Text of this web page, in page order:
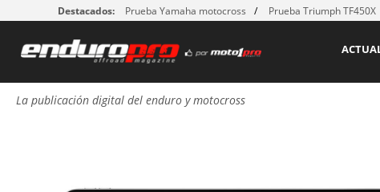
Destacados: Prueba Yamaha motocross Prueba Triumph TF450X
La publicación digital del enduro y motocross